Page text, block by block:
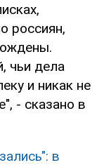
россиян,
чьи дела
и никак не
- сказано в
в